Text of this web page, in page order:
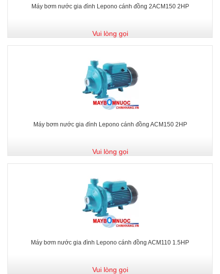
Máy bơm nước gia đình Lepono cánh đồng 2ACM150 2HP
Vui lòng gọi
Máy bơm nước gia đình Lepono cánh đồng ACM150 2HP
Vui lòng gọi
Máy bơm nước gia đình Lepono cánh đồng ACM110 1.5HP
Vui lòng gọi